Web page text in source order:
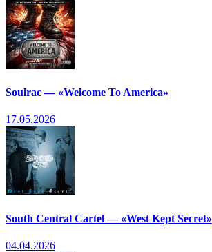
Soulrac — «Welcome To America»
17.05.2026
South Central Cartel — «West Kept Secret»
04.04.2026